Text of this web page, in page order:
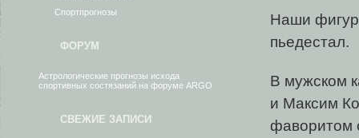
Спортпрогнозы
ФОРУМ
Астрологические прогнозы исхода
спортивных состязаний на форуме ARGO
СВЕЖИЕ ЗАПИСИ
Наши
пьедестал.
В мужском
и Максим
фаворитом